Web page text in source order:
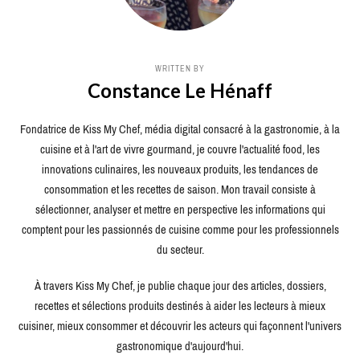
WRITTEN BY
Constance Le Hénaff
Fondatrice de Kiss My Chef, média digital consacré à la gastronomie, à la
cuisine et à l'art de vivre gourmand, je couvre l'actualité food, les
innovations culinaires, les nouveaux produits, les tendances de
consommation et les recettes de saison. Mon travail consiste à
sélectionner, analyser et mettre en perspective les informations qui
comptent pour les passionnés de cuisine comme pour les professionnels
du secteur.
À travers Kiss My Chef, je publie chaque jour des articles, dossiers,
recettes et sélections produits destinés à aider les lecteurs à mieux
cuisiner, mieux consommer et découvrir les acteurs qui façonnent l'univers
gastronomique d'aujourd'hui.